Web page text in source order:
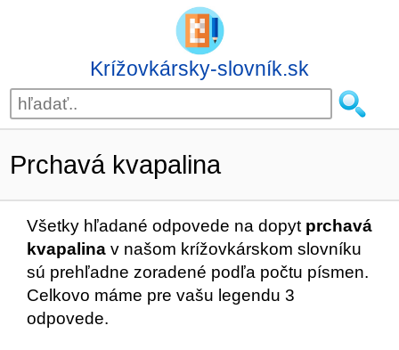
Krížovkársky-slovník.sk
Prchavá kvapalina
Všetky hľadané odpovede na dopyt prchavá
kvapalina v našom krížovkárskom slovníku
sú prehľadne zoradené podľa počtu písmen.
Celkovo máme pre vašu legendu 3
odpovede.